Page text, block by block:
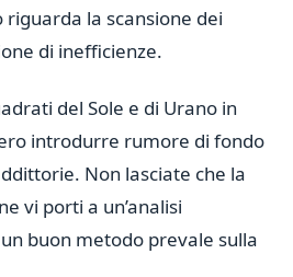
la scansione dei
di inefficienze.
del Sole e di Urano in
introdurre rumore di fondo
Non lasciate che la
vi porti a un’analisi
buon metodo prevale sulla